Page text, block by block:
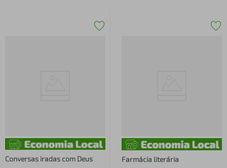
Conversas iradas com Deus Farmácia literária